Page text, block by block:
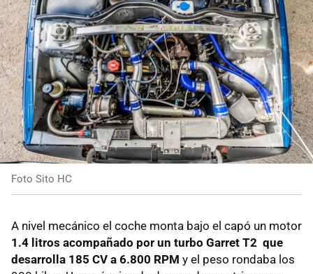
Foto Sito HC
A nivel mecánico el coche monta bajo el capó un motor
1.4 litros acompañado por un turbo Garret T2 que
desarrolla 185 CV a 6.800 RPM y el peso rondaba los